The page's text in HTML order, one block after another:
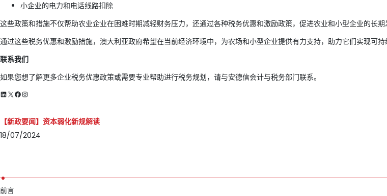
小企业的电力和电话线路扣除
这些政策和措施不仅帮助农业企业在困难时期减轻财务压力，还通过各种税务优惠和激励政策，促进农业和小型企业的长期
通过这些税务优惠和激励措施，澳大利亚政府希望在当前经济环境中，为农场和小型企业提供有力支持，助力它们实现可持
联系我们
如果您想了解更多企业税务优惠政策或需要专业帮助进行税务规划，请与安德信会计与税务部门联系。
LinkedIn
X Facebook Instagram
【新政要闻】资本弱化新规解读
18/07/2024
前言